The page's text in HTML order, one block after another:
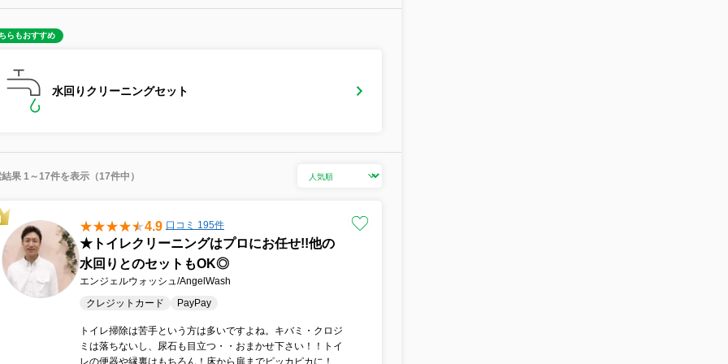
らもおすすめ
水回りクリーニングセット
果 1～17件を表示（17件中）
4.9 口コミ 195件
★トイレクリーニングはプロにお任せ!!他の
水回りとのセットもOK◎
エンジェルウォッシュ/AngelWash
クレジットカード
PayPay
トイレ掃除は苦手という方は多いですよね。キバミ・クロジ
ミは落ちないし、尿石も目立つ・・おまかせ下さい！！トイ
レの便器や縁裏はもちろん！床から扉までピッカピカに！し